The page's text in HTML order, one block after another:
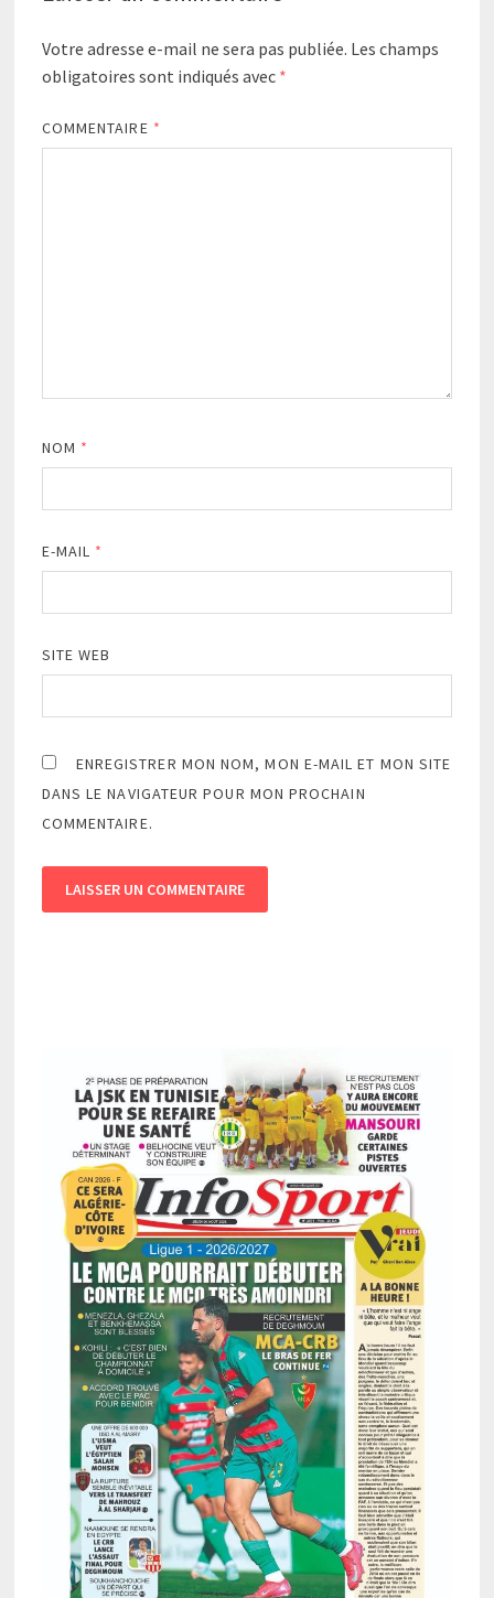
Votre adresse e-mail ne sera pas publiée. Les champs
obligatoires sont indiqués avec *
COMMENTAIRE *
NOM *
E-MAIL *
SITE WEB
ENREGISTRER MON NOM, MON E-MAIL ET MON SITE
DANS LE NAVIGATEUR POUR MON PROCHAIN
COMMENTAIRE.